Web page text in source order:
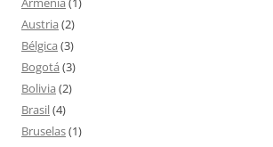
Austria (2)
Bélgica (3)
Bogotá (3)
Bolivia (2)
Brasil(4)
Bruselas(1)